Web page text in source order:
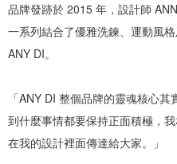
品牌發跡於 2015 年，設計師
一系列結合了優雅洗鍊、運動風
ANY DI。
「ANY DI 整個品牌的靈魂核心
到什麼事情都要保持正面積極，
在我的設計裡面傳達給大家。」